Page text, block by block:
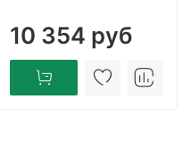
10 354 руб